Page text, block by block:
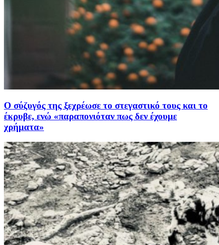
Ο σύζυγός της ξεχρέωσε το στεγαστικό τους και το
έκρυβε, ενώ «παραπονιόταν πως δεν έχουμε
χρήματα»